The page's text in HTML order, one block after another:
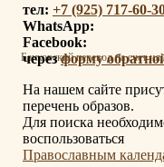
Банковский перевод на счет
тел: +7 (925) 717-60-
WhatsApp:
Facebook:
черезформу
На нашем сайте
перечень образов.
Для поиска
воспользоваться
Православным